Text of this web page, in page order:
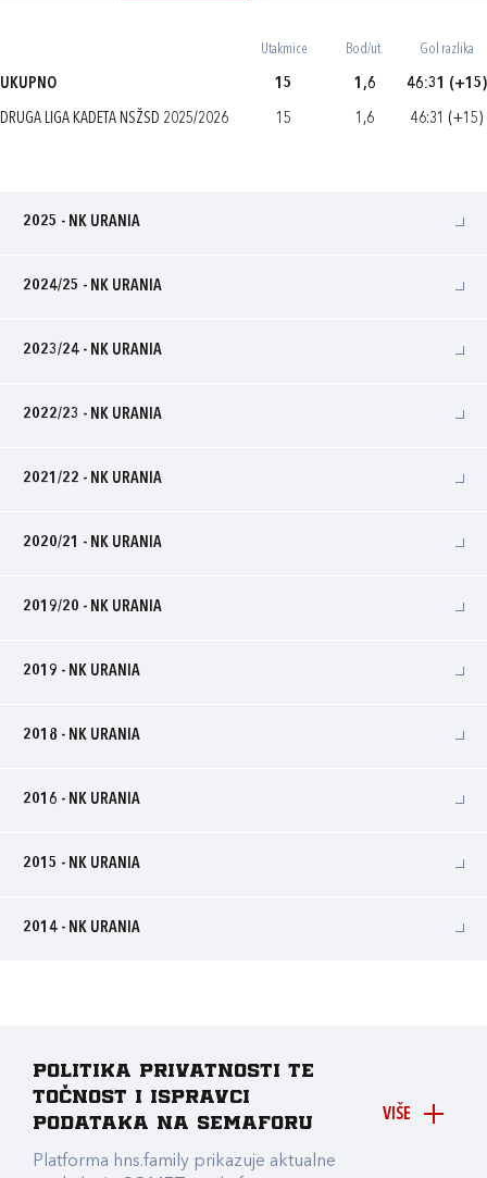
Utakmice Bod/ut. Gol razlika
UKUPNO 15 1,6 46:31 (+15)
DRUGA LIGA KADETA NSŽSD 2025/2026 15 1,6 46:31 (+15)
2025 - NK URANIA
2024/25 - NK URANIA
2023/24 - NK URANIA
2022/23 - NK URANIA
2021/22 - NK URANIA
2020/21 - NK URANIA
2019/20 - NK URANIA
2019 - NK URANIA
2018 - NK URANIA
2016 - NK URANIA
2015 - NK URANIA
2014 - NK URANIA
VIŠE
Politika privatnosti te
točnost i ispravci
podataka na Semaforu
Platforma hns.family prikazuje aktualne